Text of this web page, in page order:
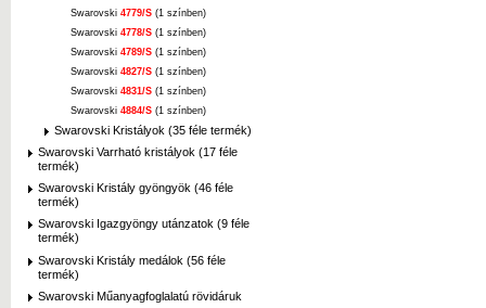
Swarovski 4779/S (1 színben)
Swarovski 4778/S (1 színben)
Swarovski 4789/S (1 színben)
Swarovski 4827/S (1 színben)
Swarovski 4831/S (1 színben)
Swarovski 4884/S (1 színben)
Swarovski Kristályok (35 féle termék)
Swarovski Varrható kristályok (17 féle
termék)
Swarovski Kristály gyöngyök (46 féle
termék)
Swarovski Igazgyöngy utánzatok (9 féle
termék)
Swarovski Kristály medálok (56 féle
termék)
Swarovski Műanyagfoglalatú rövidáruk